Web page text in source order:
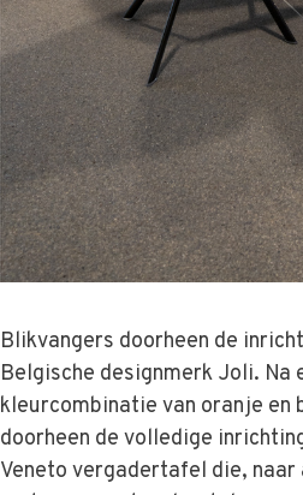
Blikvangers doorheen de
Belgische designmerk Joli. Na
kleurcombinatie van oranje en
doorheen de volledige
Veneto vergadertafel die,